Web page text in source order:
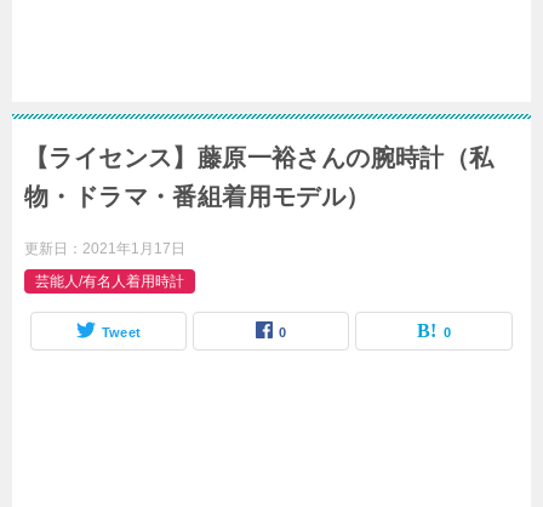
【ライセンス】藤原一裕さんの腕時計（私
物・ドラマ・番組着用モデル）
更新日： 2021年1月17日
芸能人/有名人着用時計
Tweet 0 0